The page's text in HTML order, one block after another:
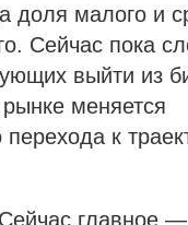
доля малого и
Сейчас пока
выйти из
меняется
к
главное